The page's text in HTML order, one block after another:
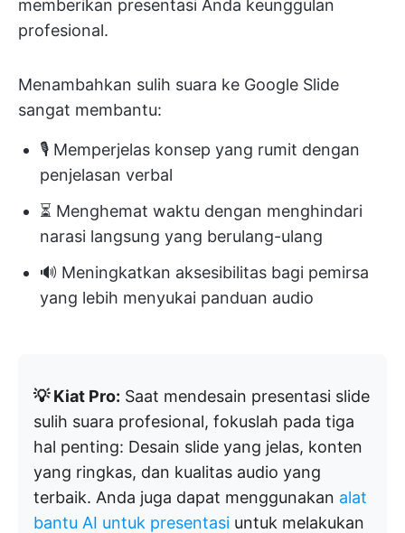
memberikan presentasi Anda keunggulan
profesional.
Menambahkan sulih suara ke Google Slide
sangat membantu:
🎙️ Memperjelas konsep yang rumit dengan
penjelasan verbal
⏳ Menghemat waktu dengan menghindari
narasi langsung yang berulang-ulang
🔊 Meningkatkan aksesibilitas bagi pemirsa
yang lebih menyukai panduan audio
💡 Kiat Pro: Saat mendesain presentasi slide
sulih suara profesional, fokuslah pada tiga
hal penting: Desain slide yang jelas, konten
yang ringkas, dan kualitas audio yang
terbaik. Anda juga dapat menggunakan alat
bantu AI untuk presentasi untuk melakukan